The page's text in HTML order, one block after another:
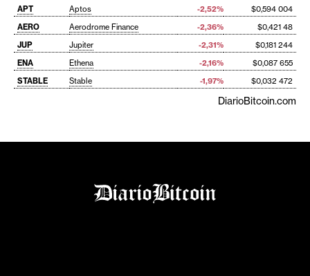
APT
Aptos -2,52%
$0,594 004
AERO
Aerodrome Finance -2,36%
$0,421 48
JUP
Jupiter -2,31%
$0,181 244
ENA
Ethena -2,16%
$0,087 655
STABLE
Stable -1,97% $0,032 472
DiarioBitcoin.com